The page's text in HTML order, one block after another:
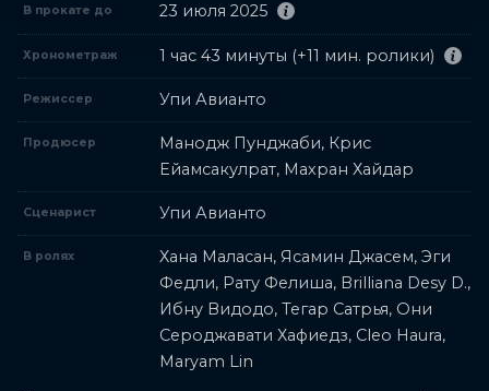
В прокате до 23 июля 2025
Хронометраж 1 час 43 минуты (+11 мин. ролики)
Режиссер Упи Авианто
Продюсер
Манодж Пунджаби, Крис
Ейамсакулрат, Махран Хайдар
Сценарист Упи Авианто
В ролях
Хана Маласан, Ясамин Джасем, Эги
Федли, Рату Фелиша, Brilliana Desy D.,
Ибну Видодо, Тегар Сатрья, Они
Сероджавати Хафиедз, Cleo Haura,
Maryam Lin